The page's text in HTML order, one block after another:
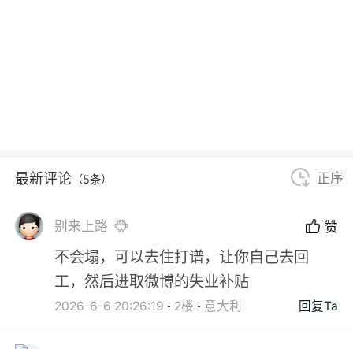
最新评论 （5条） 正序
别来上路 赞
不会塌，可以去住打谱，让你自己去回
工，然后进取微博的失业补贴
2026-6-6 20:26:19 2楼 意大利 回复Ta